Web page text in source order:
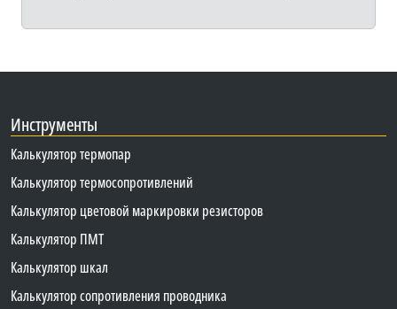
Инструменты
Калькулятор термопар
Калькулятор термосопротивлений
Калькулятор цветовой маркировки резисторов
Калькулятор ПМТ
Калькулятор шкал
Калькулятор сопротивления проводника